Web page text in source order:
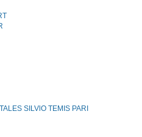
SILVlO TEMIS PARI